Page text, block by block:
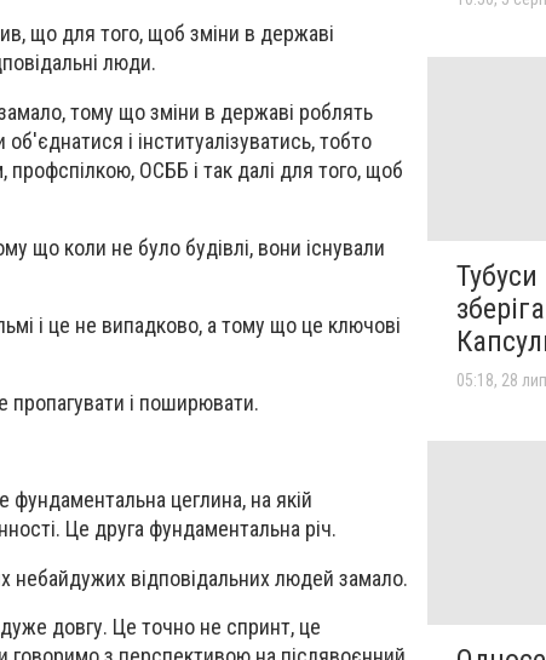
що для того, щоб зміни в державі
люди.
тому що зміни в державі роблять
і інституалізуватись, тобто
профспілкою, ОСББ і так далі для того, щоб
що коли не було будівлі, вони існували
і це не випадково, а тому що це ключові
пропагувати і поширювати.
цеглина, на якій
Це друга фундаментальна річ.
відповідальних людей замало.
довгу. Це точно не спринт, це
05:18, 28